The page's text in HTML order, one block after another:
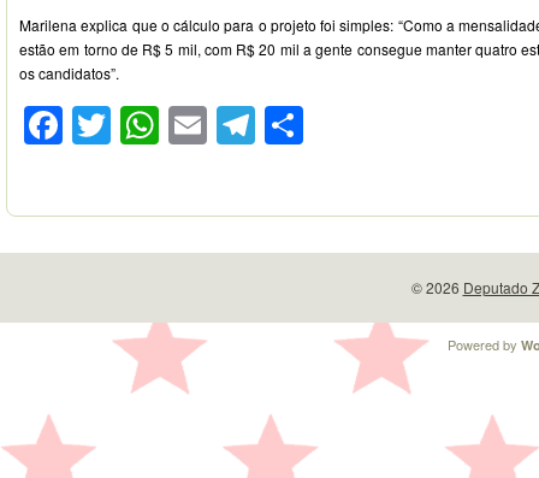
Marilena explica que o cálculo para o projeto foi simples: “Como a
estão em torno de R$ 5 mil, com R$ 20 mil a gente consegue manter quatro
os candidatos”.
Facebook
Twitter
WhatsApp
EmailTelegram
© 2026 Deputado
Powered by